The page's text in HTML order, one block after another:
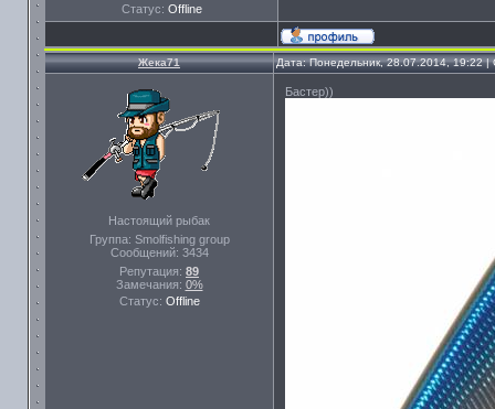
Статус: Offline
Жека71 Дата: Понедельник, 28.07.2014, 19:22
Настоящий рыбак
Группа: Smolfishing group
Сообщений: 3434
Репутация: 89
Замечания: 0%
Статус: Offline
Бастер))